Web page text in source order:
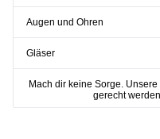
Augen und Ohren
Gläser
Mach dir keine Sorge.
gerecht